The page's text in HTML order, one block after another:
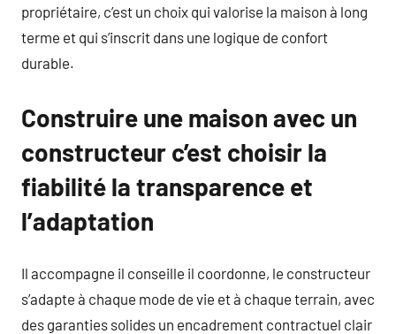
propriétaire, c’est un choix qui valorise la maison à long
terme et qui s’inscrit dans une logique de confort
durable.
Construire une maison avec un
constructeur c’est choisir la
fiabilité la transparence et
l’adaptation
Il accompagne il conseille il coordonne, le constructeur
s’adapte à chaque mode de vie et à chaque terrain, avec
des garanties solides un encadrement contractuel clair